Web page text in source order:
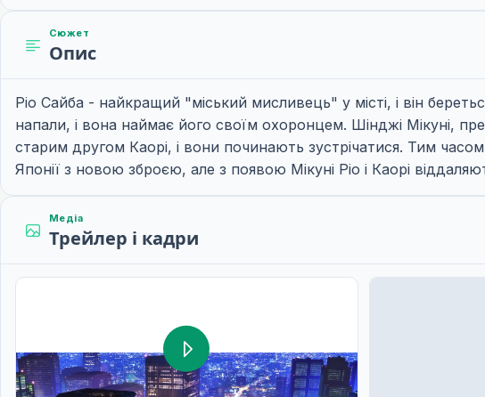
Сюжет
Опис
Ріо Сайба - найкращий "міський мисливець" у місті, і він
напали, і вона наймає його своїм охоронцем. Шінджі Мікуні,
старим другом Каорі, і вони починають зустрічатися. Тим
Японії з новою зброєю, але з появою Мікуні Ріо і Каорі
Медіа
Трейлер і кадри